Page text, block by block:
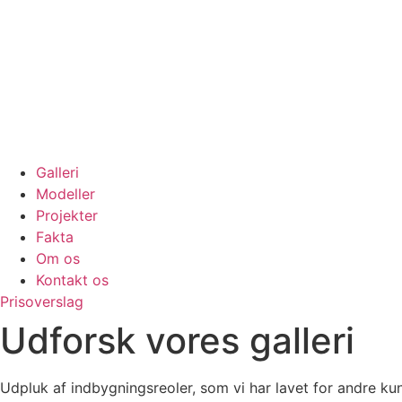
Galleri
Modeller
Projekter
Fakta
Om os
Kontakt os
Prisoverslag
Udforsk vores galleri
Udpluk af indbygningsreoler, som vi har lavet for andre